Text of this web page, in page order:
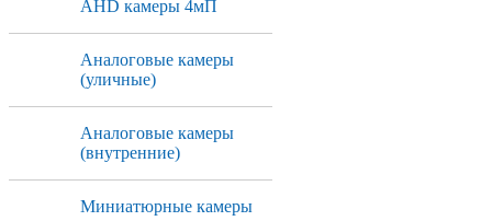
AHD камеры 4мП
Аналоговые камеры
(уличные)
Аналоговые камеры
(внутренние)
Миниатюрные камеры